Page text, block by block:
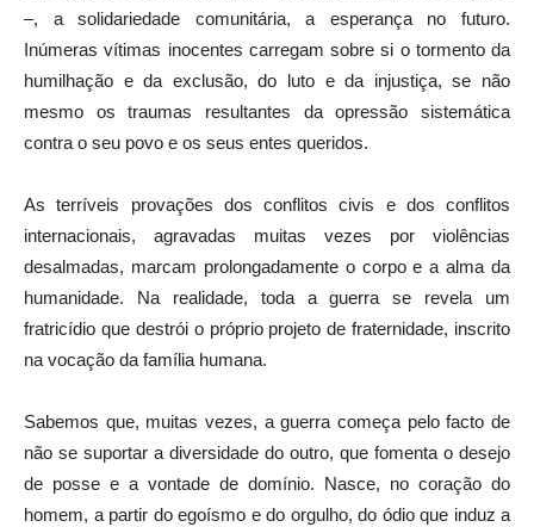
–, a solidariedade comunitária, a esperança no futuro.
Inúmeras vítimas inocentes carregam sobre si o tormento da
humilhação e da exclusão, do luto e da injustiça, se não
mesmo os traumas resultantes da opressão sistemática
contra o seu povo e os seus entes queridos.
As terríveis provações dos conflitos civis e dos conflitos
internacionais, agravadas muitas vezes por violências
desalmadas, marcam prolongadamente o corpo e a alma da
humanidade. Na realidade, toda a guerra se revela um
fratricídio que destrói o próprio projeto de fraternidade, inscrito
na vocação da família humana.
Sabemos que, muitas vezes, a guerra começa pelo facto de
não se suportar a diversidade do outro, que fomenta o desejo
de posse e a vontade de domínio. Nasce, no coração do
homem, a partir do egoísmo e do orgulho, do ódio que induz a